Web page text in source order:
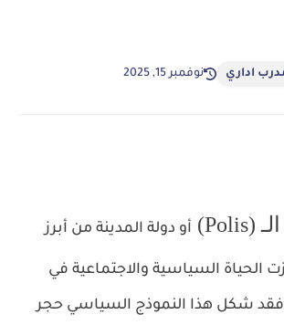
اداري نوفمبر 15, 2025
(Polis) أو دولة المدينة من أبرز
الحياة السياسية والاجتماعية في
فقد شكل هذا النموذج السياسي حجر